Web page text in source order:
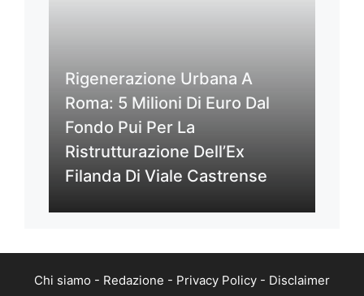
Rigenerazione Urbana A
Roma: 5 Milioni Di Euro Dal
Fondo Pui Per La
Ristrutturazione Dell’Ex
Filanda Di Viale Castrense
Chi siamo - Redazione - Privacy Policy - Disclaimer